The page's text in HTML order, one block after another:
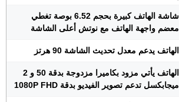
شاشة الهاتف كبيرة بحجم 6.52 بوصة تغطي
معضم واجهة الهاتف مع نوتش أعلى الشاشة
الهاتف يدعم معدل تحديث الشاشة 90 هرتز
الهاتف يأتي مزود بكاميرا مزدوجة بدقة 50 و 2
ميجابكسل تدعم تصوير الفيديو بدقة 1080P FHD